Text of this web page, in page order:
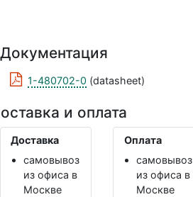
Документация
1-480702-0 (datasheet)
и оплата
Доставка
самовывоз
из офиса в
Москве
Оплата
самовывоз
из офиса в
Москве